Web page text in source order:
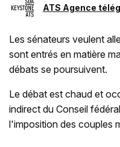
ATS Agence
Les sénateurs veulent
sont entrés en matière
débats se poursuivent.
Le débat est chaud et
indirect du Conseil
l'imposition des couples